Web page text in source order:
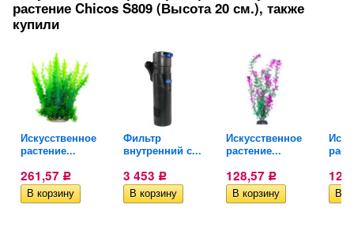
растение Chicos S809 (Высота 20 см.), также
купили
Искусственное
растение...
261,57 Р
Фильтр
внутренний с...
3 453 Р
Искусственное
растение...
128,57 Р